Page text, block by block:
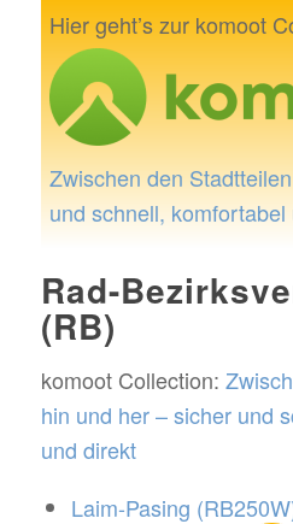
Hier geht’s zur komoot
Zwischen den
und schnell,
Rad-
(RB)
komoot Collection:
hin und her – sicher und
und direkt
Laim-Pasing